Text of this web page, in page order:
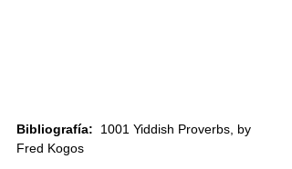
Bibliografía: 1001 Yiddish Proverbs, by
Fred Kogos